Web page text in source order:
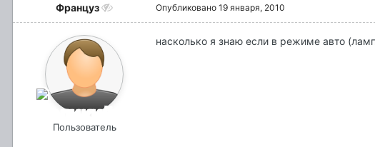
Француз
Пользователь
Опубликовано 19 января, 2010
насколько я знаю если в режиме авто